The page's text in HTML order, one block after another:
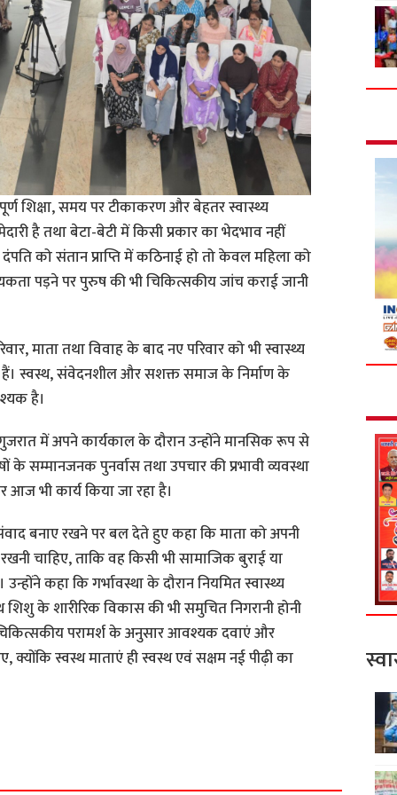
शिक्षा, समय पर टीकाकरण और बेहतर स्वास्थ्य
है तथा बेटा-बेटी में किसी प्रकार का भेदभाव नहीं
को संतान प्राप्ति में कठिनाई हो तो केवल महिला को
पड़ने पर पुरुष की भी चिकित्सकीय जांच कराई जानी
माता तथा विवाह के बाद नए परिवार को भी स्वास्थ्य
स्वस्थ, संवेदनशील और सशक्त समाज के निर्माण के
है।
में अपने कार्यकाल के दौरान उन्होंने मानसिक रूप से
सम्मानजनक पुनर्वास तथा उपचार की प्रभावी व्यवस्था
आज भी कार्य किया जा रहा है।
बनाए रखने पर बल देते हुए कहा कि माता को अपनी
चाहिए, ताकि वह किसी भी सामाजिक बुराई या
कहा कि गर्भावस्था के दौरान नियमित स्वास्थ्य
के शारीरिक विकास की भी समुचित निगरानी होनी
परामर्श के अनुसार आवश्यक दवाएं और
क्योंकि स्वस्थ माताएं ही स्वस्थ एवं सक्षम नई पीढ़ी का